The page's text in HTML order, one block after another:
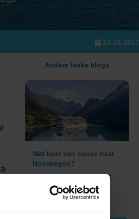
22-03-2017
Andere leuke blogs
Wat kost een cruise naar
Noorwegen?
Geplaatst op: 27-08-2025
Lees dit artikel